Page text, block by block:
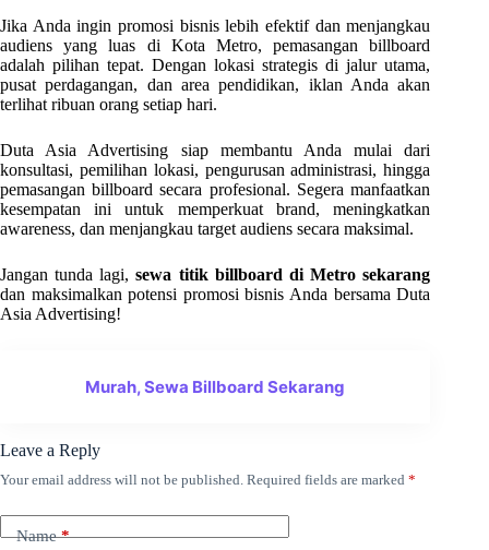
Jika Anda ingin promosi bisnis lebih efektif dan menjangkau
audiens yang luas di Kota Metro, pemasangan billboard
adalah pilihan tepat. Dengan lokasi strategis di jalur utama,
pusat perdagangan, dan area pendidikan, iklan Anda akan
terlihat ribuan orang setiap hari.
Duta Asia Advertising siap membantu Anda mulai dari
konsultasi, pemilihan lokasi, pengurusan administrasi, hingga
pemasangan billboard secara profesional. Segera manfaatkan
kesempatan ini untuk memperkuat brand, meningkatkan
awareness, dan menjangkau target audiens secara maksimal.
Jangan tunda lagi,sewa titik billboard di Metro sekarang
dan maksimalkan potensi promosi bisnis Anda bersama Duta
Asia Advertising!
Murah, Sewa Billboard Sekarang
Leave a Reply
Your email address will not be published. Required fields are marked *
Name*